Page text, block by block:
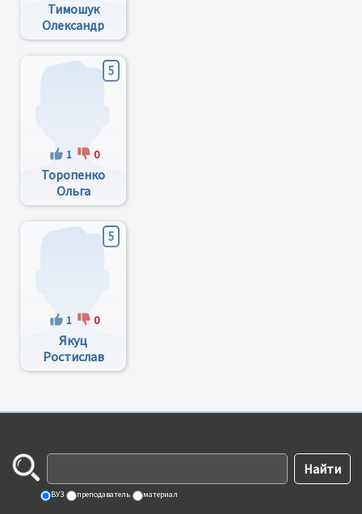
Тимошук
Олександр
Сергійович
5
1 0
Торопенко
Ольга
Николаевна
5
1 0
Якуц
Ростислав
Романович
ВУЗ преподаватель материал